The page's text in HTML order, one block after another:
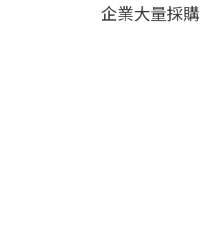
企業大量採購